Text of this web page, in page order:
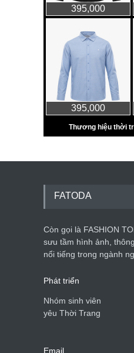
FATODA
Còn gọi là FASHION
sưu tầm hình ảnh,
nổi tiếng trong ngành
Phát triển
Nhóm sinh viên
yêu Thời Trang
Email